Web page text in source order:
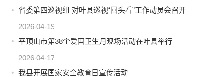
省委第四巡视组 对叶县巡视“回头看”工作动员会召开
2026-04-19
平顶山市第38个爱国卫生月现场活动在叶县举行
2026-04-17
我县开展国家安全教育日宣传活动